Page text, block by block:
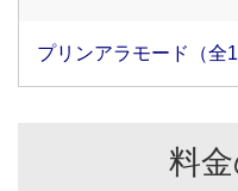
プリンアラモード（全1
料